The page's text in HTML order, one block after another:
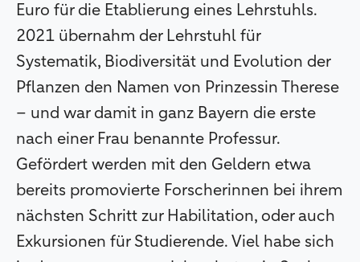
Euro für die Etablierung eines Lehrstuhls.
2021 übernahm der Lehrstuhl für
Systematik, Biodiversität und Evolution der
Pflanzen den Namen von Prinzessin Therese
– und war damit in ganz Bayern die erste
nach einer Frau benannte Professur.
Gefördert werden mit den Geldern etwa
bereits promovierte Forscherinnen bei ihrem
nächsten Schritt zur Habilitation, oder auch
Exkursionen für Studierende. Viel habe sich